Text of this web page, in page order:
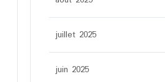
juillet 2025
juin 2025